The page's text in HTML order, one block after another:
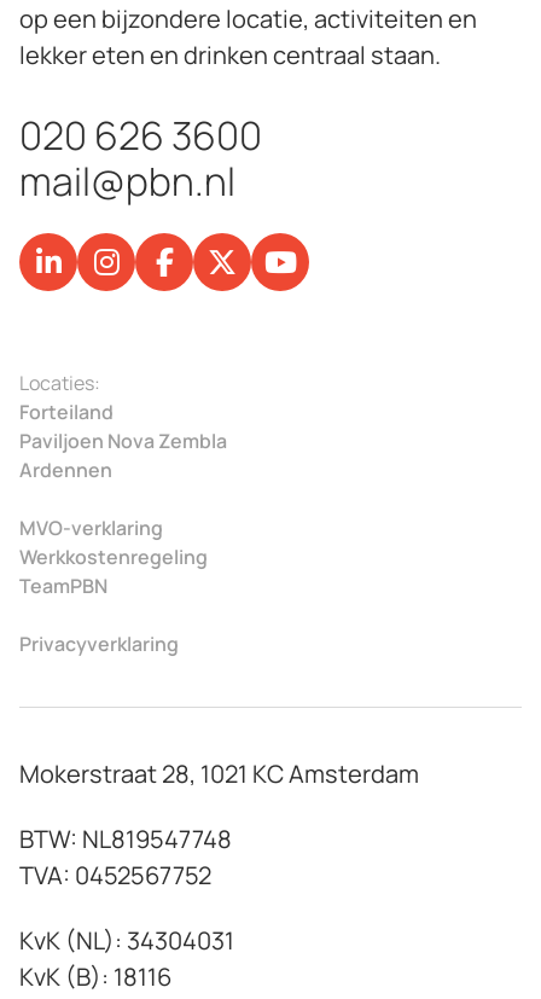
op een bijzondere locatie, activiteiten en
lekker eten en drinken centraal staan.
020 626 3600
mail@pbn.nl
Locaties:
Forteiland
Paviljoen Nova Zembla
Ardennen
MVO-verklaring
Werkkostenregeling
TeamPBN
Privacyverklaring
Mokerstraat 28, 1021 KC Amsterdam
BTW: NL819547748
TVA: 0452567752
KvK (NL): 34304031
KvK (B): 18116